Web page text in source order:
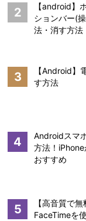
2
【android】
ションバー(
法・消す方法
3
【Android】
す方法
4
Androidスマ
方法！
おすすめ
5
【高音質で
FaceTimeを